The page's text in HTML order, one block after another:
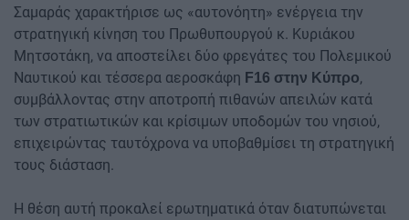
Σαμαράς χαρακτήρισε ως «αυτονόητη» ενέργεια την
στρατηγική κίνηση του Πρωθυπουργού κ. Κυριάκου
Μητσοτάκη, να αποστείλει δύο φρεγάτες του Πολεμικού
Ναυτικού και τέσσερα αεροσκάφη F16 στην Κύπρο,
συμβάλλοντας στην αποτροπή πιθανών απειλών κατά
των στρατιωτικών και κρίσιμων υποδομών του νησιού,
επιχειρώντας ταυτόχρονα να υποβαθμίσει τη στρατηγική
τους διάσταση.
Η θέση αυτή προκαλεί ερωτηματικά όταν διατυπώνεται